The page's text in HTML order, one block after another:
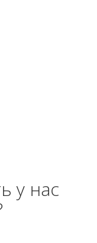
у нас